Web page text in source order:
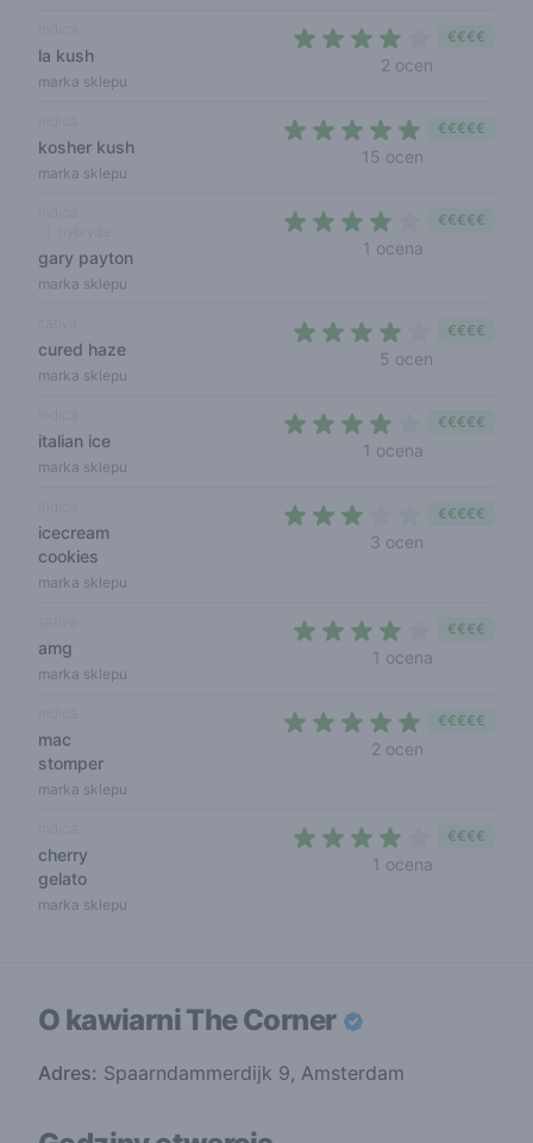
la kush
marka sklepu
2 ocen
€€€€
kosher kush
marka sklepu
15 ocen
€€€€€
gary payton
marka sklepu
1 ocena
€€€€€
cured haze
marka sklepu
5 ocen
€€€€
italian ice
marka sklepu
1 ocena
€€€€€
icecream
cookies
marka sklepu
3 ocen
€€€€€
amg
marka sklepu
1 ocena
€€€€
mac
stomper
marka sklepu
2 ocen
€€€€€
cherry
gelato
marka sklepu
1 ocena
€€€€
O kawiarniThe Corner
Adres: Spaarndammerdijk 9, Amsterdam